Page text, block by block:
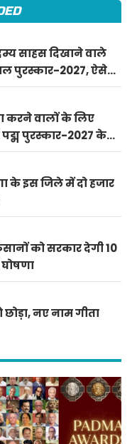
साहस दिखाने वाले
पुरस्कार-2027, ऐसे
करने वालों के लिए
पुरस्कार-2027 के
के इस जिले में दो हजार
को सरकार देगी 10
छोड़ा, नए नाम गीता